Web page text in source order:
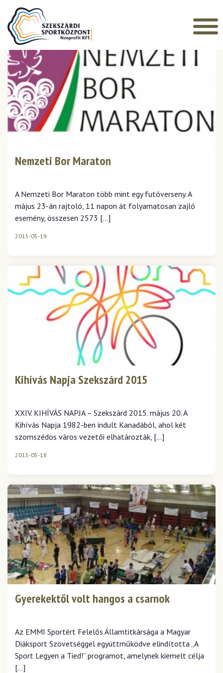
Főoldal
HÍREK
Nemzeti Bor Maraton
A Nemzeti Bor Maraton több mint egy futóverseny. A
május 23-án rajtoló, 11 napon át folyamatosan zajló
esemény, összesen 2573 […]
2015-05-19
Kihívás Napja Szekszárd 2015
XXIV. KIHÍVÁS NAPJA – Szekszárd 2015. május 20. A
Kihívás Napja 1982-ben indult Kanadából, ahol két
szomszédos város vezetői elhatározták, […]
2015-05-18
Gyerekektől volt hangos a csarnok
Az EMMI Sportért Felelős Államtitkársága a Magyar
Diáksport Szövetséggel együttműködve elindította „A
Sport Legyen a Tied!” programot, amelynek kiemelt célja
[…]